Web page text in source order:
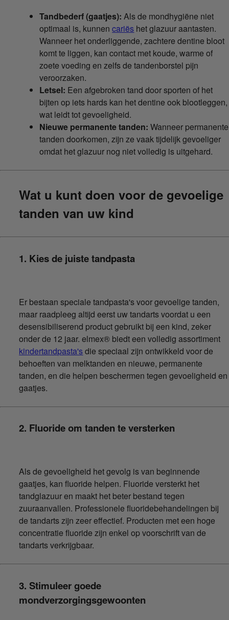
Tandbederf (gaatjes): Als de mondhygiëne niet
optimaal is, kunnencariës het glazuur aantasten.
Wanneer het onderliggende, zachtere dentine bloot
komt te liggen, kan contact met koude, warme of
zoete voeding en zelfs de tandenborstel pijn
veroorzaken.
Letsel: Een afgebroken tand door sporten of het
bijten op iets hards kan het dentine ook blootleggen,
wat leidt tot gevoeligheid.
Nieuwe permanente tanden: Wanneer permanente
tanden doorkomen, zijn ze vaak tijdelijk gevoeliger
omdat het glazuur nog niet volledig is uitgehard.
Wat u kunt doen voor de gevoelige
tanden van uw kind
1. Kies de juiste tandpasta
Er bestaan speciale tandpasta's voor gevoelige tanden,
maar raadpleeg altijd eerst uw tandarts voordat u een
desensibiliserend product gebruikt bij een kind, zeker
onder de 12 jaar. elmex® biedt een volledig assortiment
kindertandpasta'sdie speciaal zijn ontwikkeld voor de
behoeften van melktanden en nieuwe, permanente
tanden, en die helpen beschermen tegen gevoeligheid en
gaatjes.
2. Fluoride om tanden te versterken
Als de gevoeligheid het gevolg is van beginnende
gaatjes, kan fluoride helpen. Fluoride versterkt het
tandglazuur en maakt het beter bestand tegen
zuuraanvallen. Professionele fluoridebehandelingen bij
de tandarts zijn zeer effectief. Producten met een hoge
concentratie fluoride zijn enkel op voorschrift van de
tandarts verkrijgbaar.
3. Stimuleer goede
mondverzorgingsgewoonten